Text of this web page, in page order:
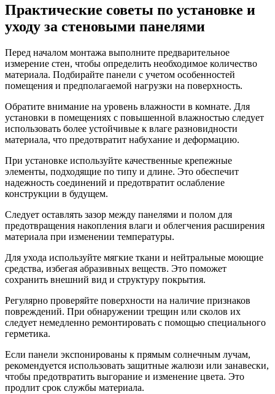
Практические советы по установке и
уходу за стеновыми панелями
Перед началом монтажа выполните предварительное
измерение стен, чтобы определить необходимое количество
материала. Подбирайте панели с учетом особенностей
помещения и предполагаемой нагрузки на поверхность.
Обратите внимание на уровень влажности в комнате. Для
установки в помещениях с повышенной влажностью следует
использовать более устойчивые к влаге разновидности
материала, что предотвратит набухание и деформацию.
При установке используйте качественные крепежные
элементы, подходящие по типу и длине. Это обеспечит
надежность соединений и предотвратит ослабление
конструкции в будущем.
Следует оставлять зазор между панелями и полом для
предотвращения накопления влаги и облегчения расширения
материала при изменении температуры.
Для ухода используйте мягкие ткани и нейтральные моющие
средства, избегая абразивных веществ. Это поможет
сохранить внешний вид и структуру покрытия.
Регулярно проверяйте поверхности на наличие признаков
повреждений. При обнаружении трещин или сколов их
следует немедленно ремонтировать с помощью специального
герметика.
Если панели экспонированы к прямым солнечным лучам,
рекомендуется использовать защитные жалюзи или занавески,
чтобы предотвратить выгорание и изменение цвета. Это
продлит срок службы материала.